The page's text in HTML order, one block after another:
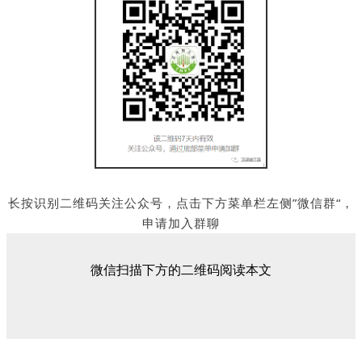
长按识别二维码关注公众号，点击下方菜单栏左侧”微信群“，
申请加入群聊
微信扫描下方的二维码阅读本文